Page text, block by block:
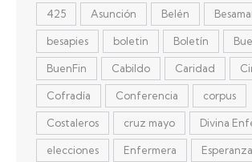
425 Asunción Belén
besapies boletin Boletín
BuenFin Cabildo Caridad
Cofradía Conferencia corpus
Costaleros cruz mayo Divina
elecciones Enfermera Esperanza